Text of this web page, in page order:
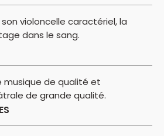
violoncelle caractériel, la
dans le sang.
musique de qualité et
de grande qualité.